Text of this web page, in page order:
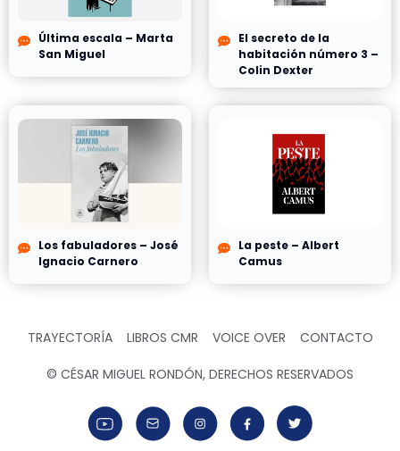
Última escala – Marta
San Miguel
El secreto de la
habitación número 3 –
Colin Dexter
Los fabuladores – José
Ignacio Carnero
La peste – Albert
Camus
TRAYECTORÍA LIBROS CMR VOICE OVER CONTACTO
© CÉSAR MIGUEL RONDÓN, DERECHOS RESERVADOS